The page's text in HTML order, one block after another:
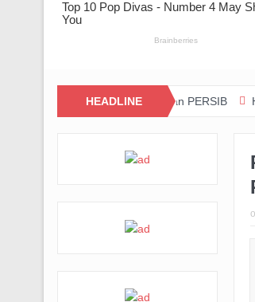
HEADLINE
Kolaborasi dengan PERSIB Happiness